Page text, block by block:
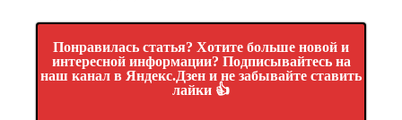
Понравилась статья? Хотите больше новой и
интересной информации? Подписывайтесь на
наш канал в Яндекс.Дзен и не забывайте ставить
лайки 👍